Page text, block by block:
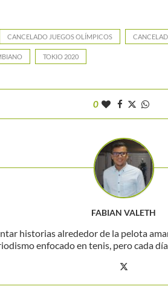
CANCELADO JUEGOS OLÍMPICOS
TOKIO 2020
0
FABIAN VALETH
historias alrededor de la pelota
enfocado en tenis, pero cada